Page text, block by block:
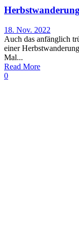
18. Nov. 2022
Auch das anfänglich
einer
Mal...
Read More
0